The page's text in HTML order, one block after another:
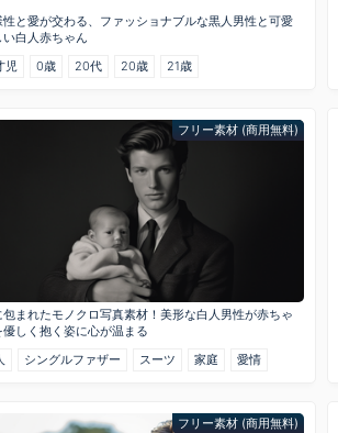
性と愛が交わる、ファッショナブルな黒人男性と可愛
い白人赤ちゃん
児
0歳 20代 20歳 21歳
フリー素材 (商用無料)
包まれたモノクロ写真素材！美形な白人男性が赤ちゃ
優しく抱く姿に心が温まる
シングルファザー スーツ 家庭 愛情
フリー素材 (商用無料)